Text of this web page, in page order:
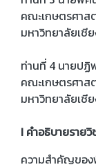
คณะเกษตรศาส
มหาวิทยาลัยเชี
ท่านที่ 4 นายปฏิ
คณะเกษตรศาส
มหาวิทยาลัยเชี
I คำอธิบายรายวิ
ความสำคัญของ